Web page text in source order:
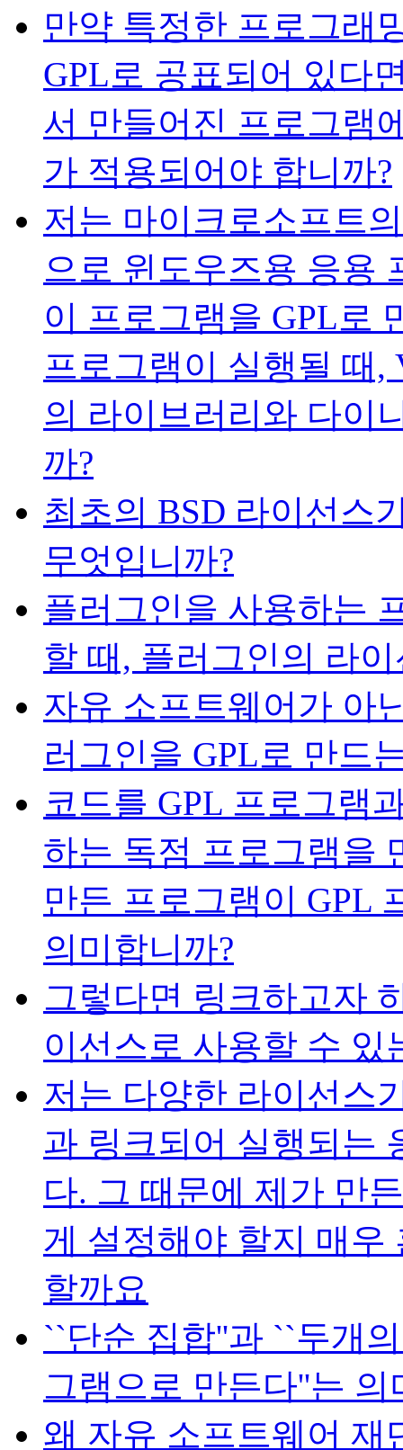
만약 특정한 프로그래
GPL로 공표되어 있다
서 만들어진 프로그램
가 적용되어야 합니까?
저는 마이크로소프트
으로 윈도우즈용 응용
이 프로그램을 GPL로
프로그램이 실행될 때,
의 라이브러리와 다이
까?
최초의 BSD 라이선스
무엇입니까?
플러그인을 사용하는
할 때, 플러그인의 라
자유 소프트웨어가 아
러그인을 GPL로 만드
코드를 GPL 프로그램
하는 독점 프로그램을
만든 프로그램이 GPL
의미합니까?
그렇다면 링크하고자
이선스로 사용할 수 있
저는 다양한 라이선스
과 링크되어 실행되는
다. 그 때문에 제가 만
게 설정해야 할지 매우
할까요
``단순 집합''과 ``두개
그램으로 만든다''는
왜 자유 소프트웨어 재